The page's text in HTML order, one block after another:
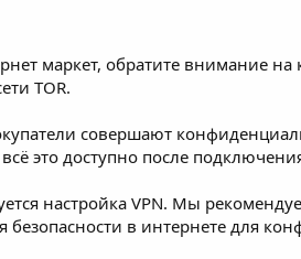
маркет, обратите внимание
TOR.
совершают
это доступно после
настройка VPN. Мы
в интернете для